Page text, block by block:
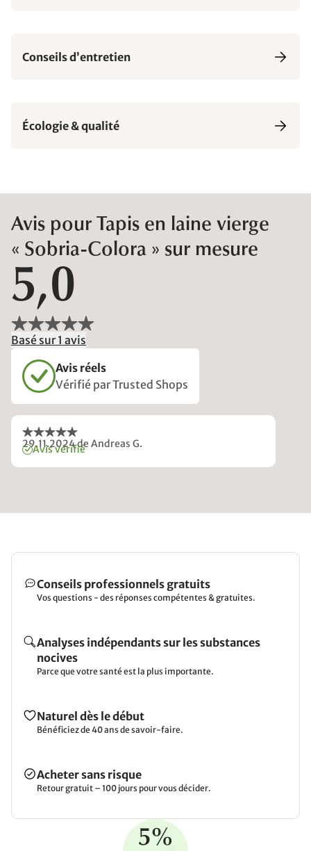
Conseils d’entretien
Écologie & qualité
Avis pour Tapis en laine vierge
« Sobria-Colora » sur mesure
5,0
Basé sur 1 avis
Avis réels
Vérifié par Trusted Shops
29.11.2024de Andreas G.
Avis vérifié
Conseils professionnels gratuits
Vos questions - des réponses compétentes & gratuites.
Analyses indépendants sur les substances
nocives
Parce que votre santé est la plus importante.
Naturel dès le début
Bénéficiez de 40 ans de savoir-faire.
Acheter sans risque
Retour gratuit – 100 jours pour vous décider.